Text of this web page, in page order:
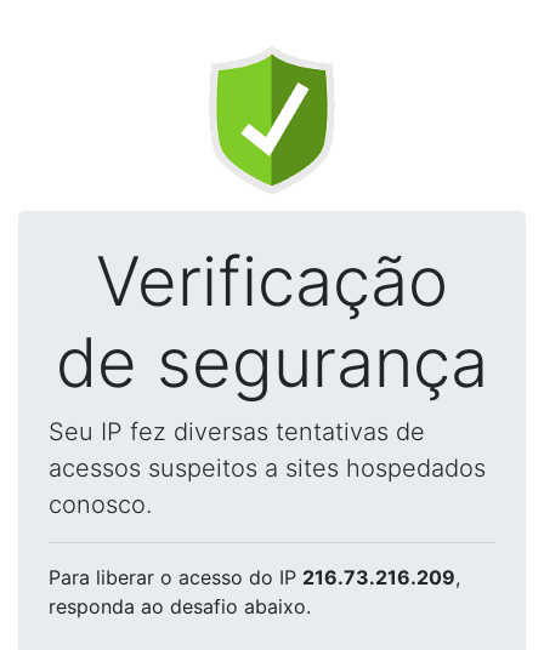
Verificação
de segurança
Seu IP fez diversas tentativas de
acessos suspeitos a sites hospedados
conosco.
Para liberar o acesso do IP 216.73.216.209,
responda ao desafio abaixo.